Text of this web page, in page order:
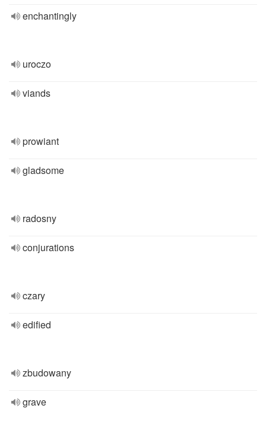
enchantingly
uroczo
viands
prowiant
gladsome
radosny
conjurations
czary
edified
zbudowany
grave